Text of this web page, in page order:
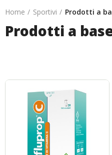
Home Sportivi Prodotti a
Prodotti a